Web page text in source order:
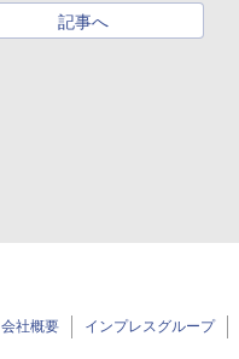
記事へ
会社概要 インプレスグループ